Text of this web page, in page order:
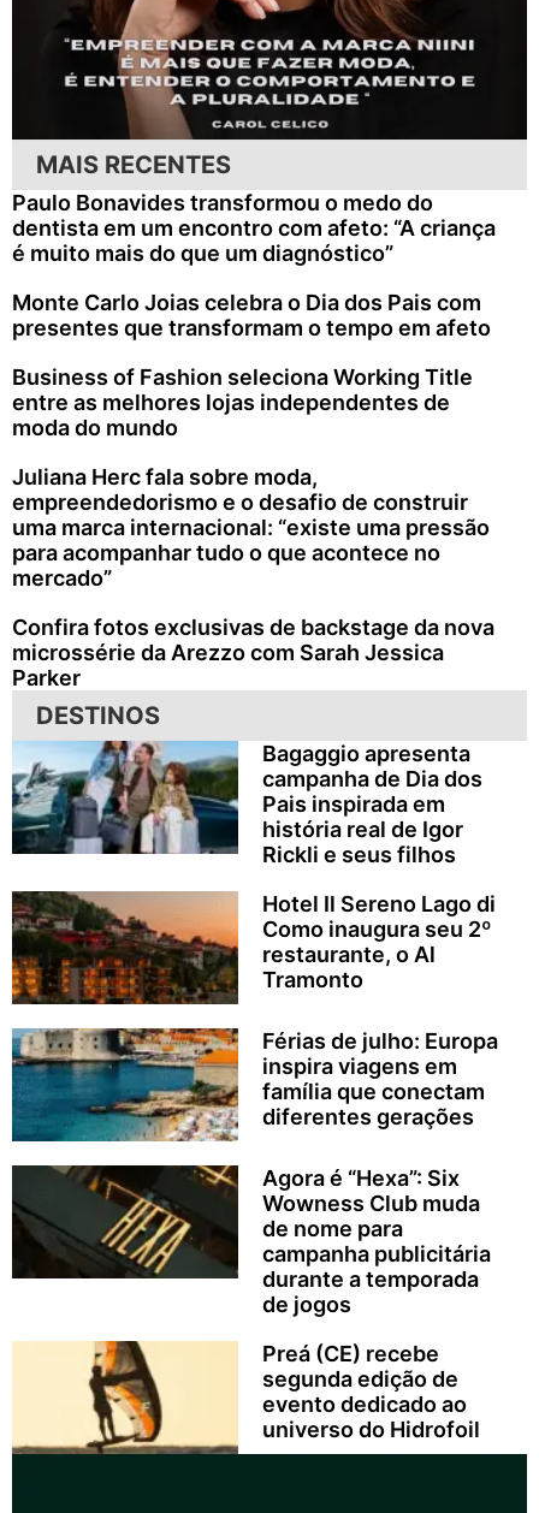
MAIS RECENTES
Paulo Bonavides transformou o medo do
dentista em um encontro com afeto: “A criança
é muito mais do que um diagnóstico”
Monte Carlo Joias celebra o Dia dos Pais com
presentes que transformam o tempo em afeto
Business of Fashion seleciona Working Title
entre as melhores lojas independentes de
moda do mundo
Juliana Herc fala sobre moda,
empreendedorismo e o desafio de construir
uma marca internacional: “existe uma pressão
para acompanhar tudo o que acontece no
mercado”
Confira fotos exclusivas de backstage da nova
microssérie da Arezzo com Sarah Jessica
Parker
DESTINOS
Bagaggio apresenta
campanha de Dia dos
Pais inspirada em
história real de Igor
Rickli e seus filhos
Hotel Il Sereno Lago di
Como inaugura seu 2º
restaurante, o Al
Tramonto
Férias de julho: Europa
inspira viagens em
família que conectam
diferentes gerações
Agora é “Hexa”: Six
Wowness Club muda
de nome para
campanha publicitária
durante a temporada
de jogos
Preá (CE) recebe
segunda edição de
evento dedicado ao
universo do Hidrofoil